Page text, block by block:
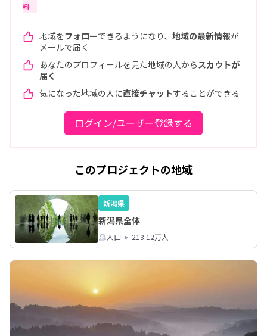
料
地域をフォローできるようになり、 地域の最新情報が
メールで届く
あなたのプロフィールを見た地域の人から スカウトが
届く
気になった地域の人に直接チャットすることができる
ログイン/ユーザー登録する
このプロジェクトの地域
新潟県
新潟県全体
人口 213.12万人